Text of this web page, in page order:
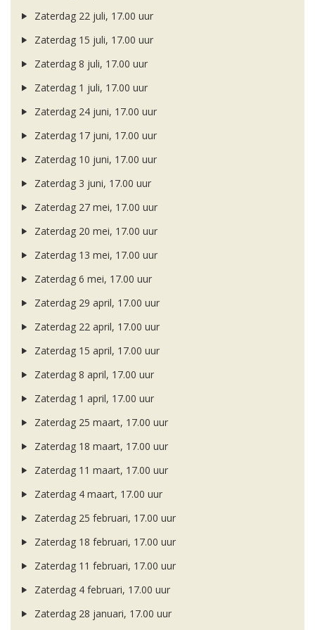
Zaterdag 22 juli, 17.00 uur
Zaterdag 15 juli, 17.00 uur
Zaterdag 8 juli, 17.00 uur
Zaterdag 1 juli, 17.00 uur
Zaterdag 24 juni, 17.00 uur
Zaterdag 17 juni, 17.00 uur
Zaterdag 10 juni, 17.00 uur
Zaterdag 3 juni, 17.00 uur
Zaterdag 27 mei, 17.00 uur
Zaterdag 20 mei, 17.00 uur
Zaterdag 13 mei, 17.00 uur
Zaterdag 6 mei, 17.00 uur
Zaterdag 29 april, 17.00 uur
Zaterdag 22 april, 17.00 uur
Zaterdag 15 april, 17.00 uur
Zaterdag 8 april, 17.00 uur
Zaterdag 1 april, 17.00 uur
Zaterdag 25 maart, 17.00 uur
Zaterdag 18 maart, 17.00 uur
Zaterdag 11 maart, 17.00 uur
Zaterdag 4 maart, 17.00 uur
Zaterdag 25 februari, 17.00 uur
Zaterdag 18 februari, 17.00 uur
Zaterdag 11 februari, 17.00 uur
Zaterdag 4 februari, 17.00 uur
Zaterdag 28 januari, 17.00 uur